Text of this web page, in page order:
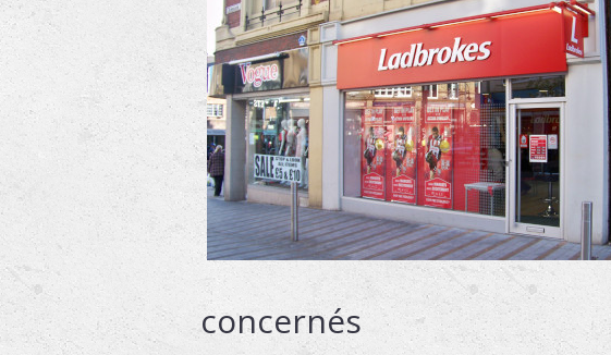
concernés